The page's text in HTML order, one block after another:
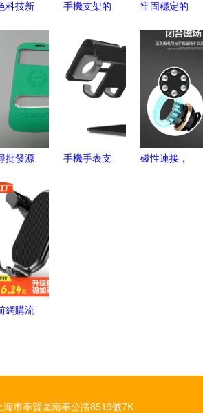
科技新
捷凱通
弧形小
支架的
意設計
手機支架的
從亞馬遜產
品攝影到
3D建模渲
工
牢固穩定的
茲車載手機
支架使用體
驗點評
批發源
S3
專用
與手機
保護套
實現性
與穩固
手機手表支
磁性連接，
網購流
海市奉賢區南奉公路8519號7K